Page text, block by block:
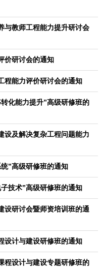
与教师工程能力提升研讨会
价研讨会的通知
程能力评价研讨会的通知
化能力提升”高级研修班的
设及解决复杂工程问题能力
”高级研修班的通知
技术”高级研修班的通知
设研讨会暨师资培训班的通
设计与建设研修班的通知
程设计与建设专题研修班的